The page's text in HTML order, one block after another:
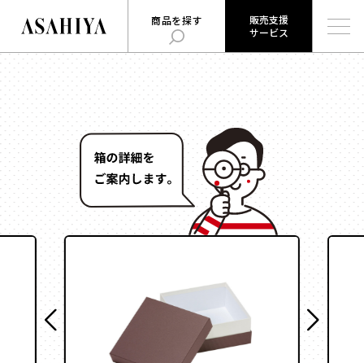
商品を探す
販売支援
サービス
販売支援
サービス
とは
ログイン
旭屋について
ABOUT US
旭屋ジャーナル
ASAHIYA JOURNAL
ハコまじめさんに相談だ！
Q&A
商品を探す
用途 で探す
お菓子
ジュエリー
形状 で探す
販売支援サービスとは
ログイン
会社概要
採用情報
ウェブカタログ